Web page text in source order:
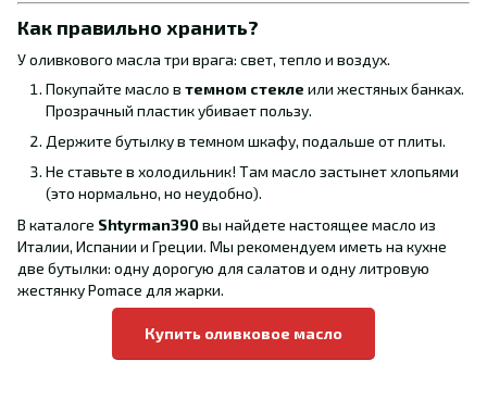
Как правильно хранить?
У оливкового масла три врага: свет, тепло и воздух.
Покупайте масло в темном стекле или жестяных банках.
Прозрачный пластик убивает пользу.
Держите бутылку в темном шкафу, подальше от плиты.
Не ставьте в холодильник! Там масло застынет хлопьями
(это нормально, но неудобно).
В каталоге Shtyrman390вы найдете настоящее масло из
Италии, Испании и Греции. Мы рекомендуем иметь на кухне
две бутылки: одну дорогую для салатов и одну литровую
жестянку Pomace для жарки.
Купить оливковое масло